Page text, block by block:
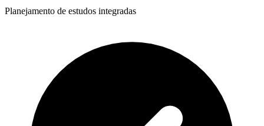
Planejamento de estudos integradas